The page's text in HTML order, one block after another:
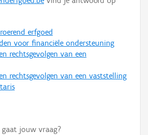
erfgoed
voor financiële ondersteuning
rechtsgevolgen van een
rechtsgevolgen van een vaststelling
jouw vraag?